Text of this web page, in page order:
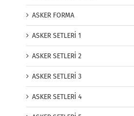
ASKER FORMA
ASKER SETLERİ 1
ASKER SETLERİ 2
ASKER SETLERİ 3
ASKER SETLERİ 4